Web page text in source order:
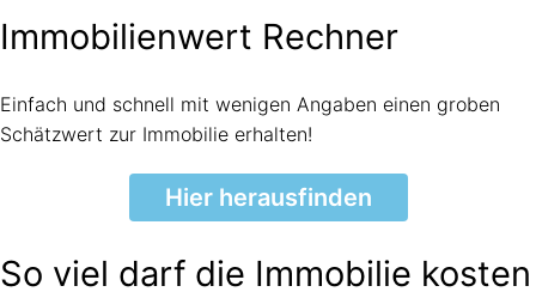
Immobilienwert Rechner
Einfach und schnell mit wenigen Angaben einen groben
Schätzwert zur Immobilie erhalten!
Hier herausfinden
So viel darf die Immobilie kosten